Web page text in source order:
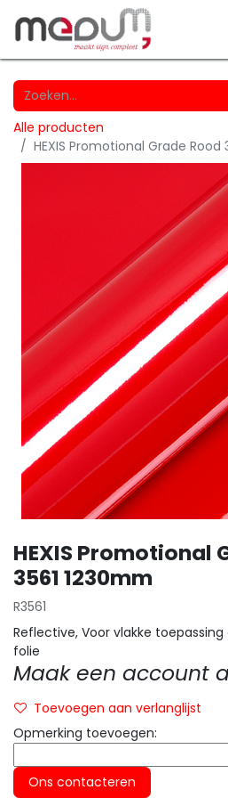
Alle producten
HEXIS Promotional Grade Rood
HEXIS Promotional
3561 1230mm
R3561
Reflective, Voor vlakke
folie
Maak een account
Toevoegen aan verlanglijst
Opmerking toevoegen:
Ons contacteren